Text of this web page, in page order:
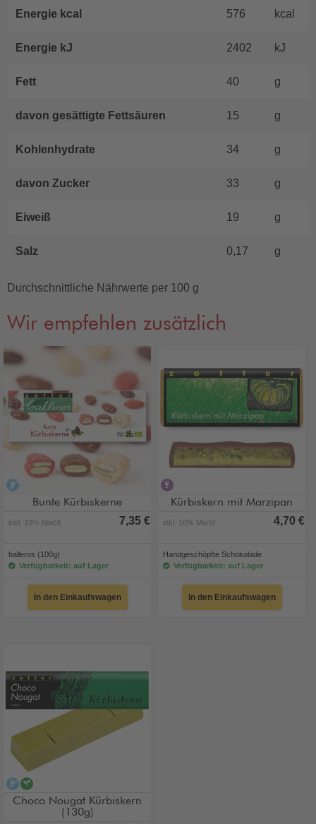
Energie kcal 576 kcal
Energie kJ 2402 kJ
Fett 40 g
davon gesättigte Fettsäuren 15 g
Kohlenhydrate 34 g
davon Zucker 33 g
Eiweiß 19 g
Salz 0,17 g
Durchschnittliche Nährwerte per 100 g
Wir empfehlen zusätzlich
Bunte Kürbiskerne
inkl. 10% MwSt. 7,35 €
balleros (100g)
Verfügbarkeit: auf Lager
In den Einkaufswagen
Kürbiskern mit Marzipan
inkl. 10% MwSt. 4,70 €
Handgeschöpfte Schokolade
Verfügbarkeit: auf Lager
In den Einkaufswagen
alkoholfrei
Choco Nougat Kürbiskern
(130g)